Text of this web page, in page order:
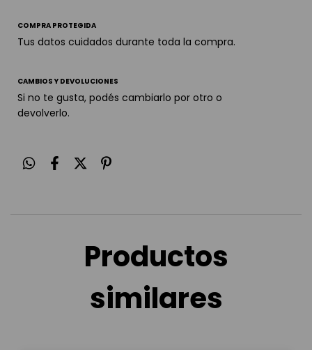
COMPRA PROTEGIDA
Tus datos cuidados durante toda la compra.
CAMBIOS Y DEVOLUCIONES
Si no te gusta, podés cambiarlo por otro o
devolverlo.
Productos
similares